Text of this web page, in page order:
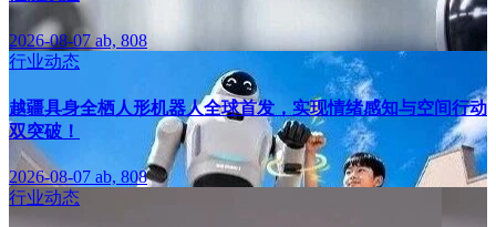
2026-08-07 ab, 808
行业动态
越疆具身全栖人形机器人全球首发，实现情绪感知与空间行动
双突破！
2026-08-07 ab, 808
行业动态